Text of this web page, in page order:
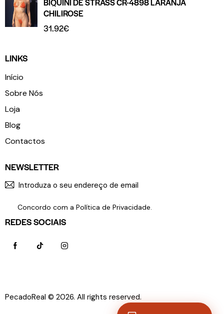
BIQUÍNI DE STRASS CR-4898 LARANJA
CHILIROSE
31.92€
LINKS
Início
Sobre Nós
Loja
Blog
Contactos
NEWSLETTER
Concordo com a Política de Privacidade.
REDES SOCIAIS
PecadoReal © 2026. All rights reserved.